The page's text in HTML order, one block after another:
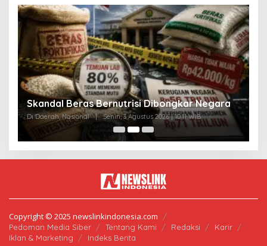
Skandal Beras Bernutrisi Dibongkar Negara
Di Daerah, Nasional | Senin, 3 Agustus 2026 | 10:11 WIB
Copyright © 2025 newslinkindonesia.com
Pedoman Media Siber Tentang Kami Redaksi
Karir
Iklan & Marketing
Indeks Berita